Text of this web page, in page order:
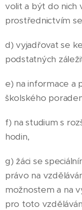
volit a být do nich
prostřednictvím
d) vyjadřovat se
podstatných
e) na informace a
školského
f) na studium s
hodin,
g) žáci se
právo na
možnostem a na
pro toto